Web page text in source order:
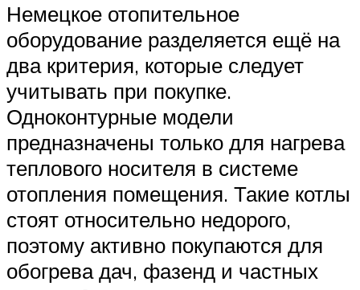
Немецкое отопительное
оборудование разделяется ещё на
два критерия, которые следует
учитывать при покупке.
Одноконтурные модели
предназначены только для нагрева
теплового носителя в системе
отопления помещения. Такие котлы
стоят относительно недорого,
поэтому активно покупаются для
обогрева дач, фазенд и частных